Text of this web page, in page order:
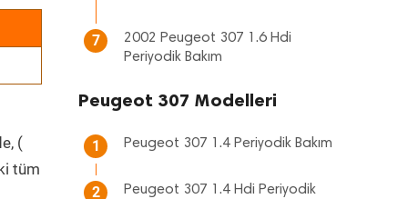
(
tüm
7
2002 Peugeot 307 1.6 Hdi
Periyodik Bakım
Peugeot 307 Modelleri
1 Peugeot 307 1.4 Periyodik Bakım
2
Peugeot 307 1.4 Hdi Periyodik